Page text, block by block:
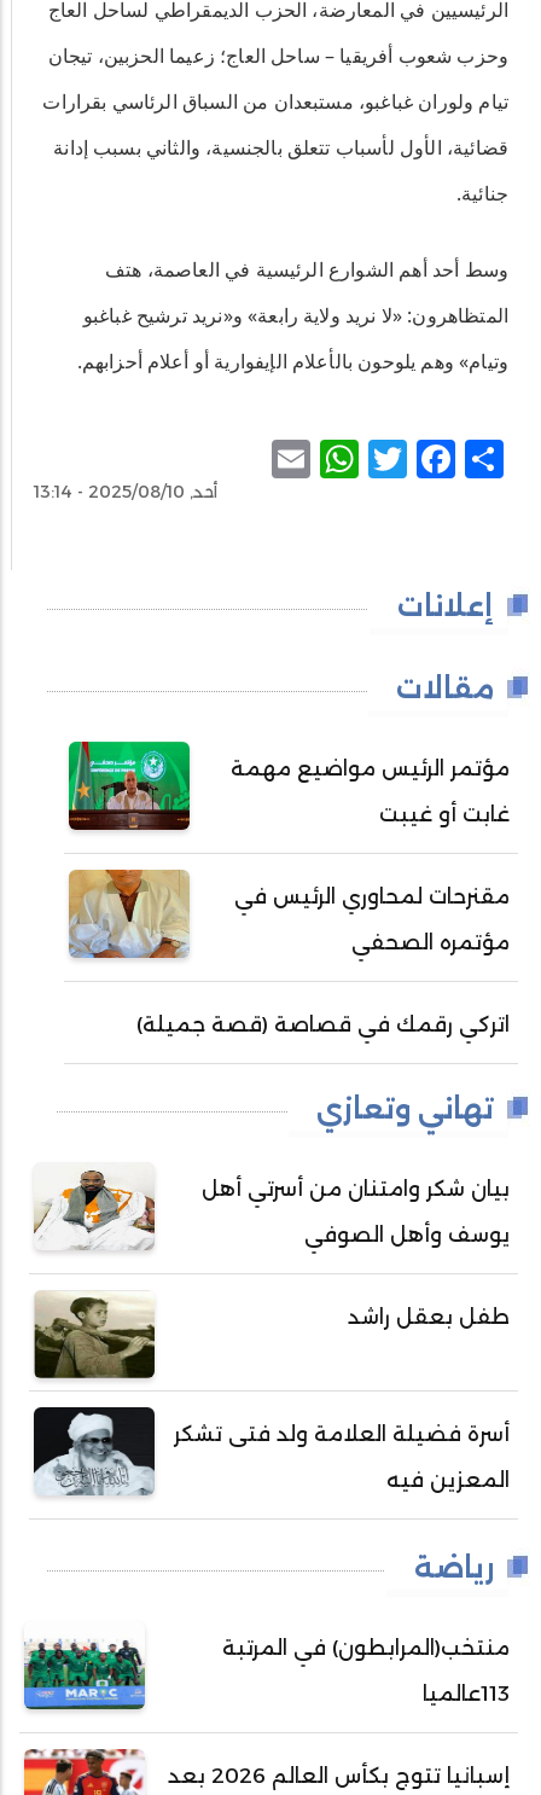
الرئيسيين في المعارضة، الحزب الديمقراطي لساحل العاج
وحزب شعوب أفريقيا – ساحل العاج؛ زعيما الحزبين، تيجان
تيام ولوران غباغبو، مستبعدان من السباق الرئاسي بقرارات
قضائية، الأول لأسباب تتعلق بالجنسية، والثاني بسبب إدانة
جنائية.
وسط أحد أهم الشوارع الرئيسية في العاصمة، هتف
المتظاهرون: «لا نريد ولاية رابعة» و«نريد ترشيح غباغبو
وتيام» وهم يلوحون بالأعلام الإيفوارية أو أعلام أحزابهم.
Share
Facebook
Twitter
WhatsApp
أحد, 2025/08/10 - 13:14
إعلانات
مقالات
مؤتمر الرئيس مواضيع مهمة
غابت أو غيبت
مقنرحات لمحاوري الرئيس في
مؤتمره الصحفي
اتركي رقمك في قصاصة (قصة جميلة)
تهاني وتعازي
بيان شكر وامتنان من أسرتي أهل
يوسف وأهل الصوفي
طفل بعقل راشد
أسرة فضيلة العلامة ولد فتى تشكر
المعزين فيه
رياضة
منتخب(المرابطون) في المرتبة
113عالميا
إسبانيا تتوج بكأس العالم 2026 بعد